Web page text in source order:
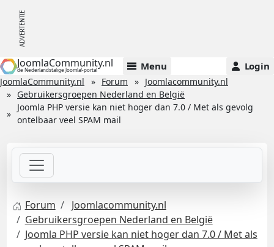
JoomlaCommunity.nl
de Nederlandstalige Joomla!-portal Menu Login
JoomlaCommunity.nl Forum
Joomlacommunity.nl
Gebruikersgroepen Nederland en België
Joomla PHP versie kan niet hoger dan 7.0 / Met als gevolg
ontelbaar veel SPAM mail
Forum
Joomlacommunity.nl
Gebruikersgroepen Nederland en België
Joomla PHP versie kan niet hoger dan 7.0 / Met als